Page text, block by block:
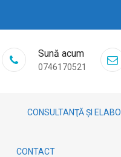
Sună acum
0746170521
CONSULTANŢĂ ȘI
CONTACT